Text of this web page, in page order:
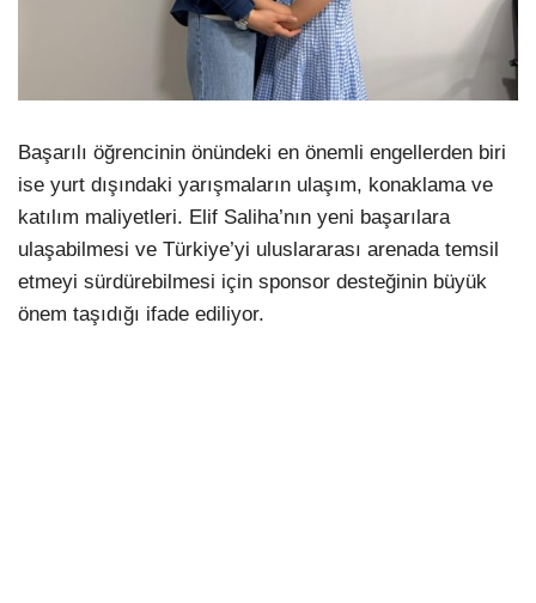
Başarılı öğrencinin önündeki en önemli engellerden biri
ise yurt dışındaki yarışmaların ulaşım, konaklama ve
katılım maliyetleri. Elif Saliha’nın yeni başarılara
ulaşabilmesi ve Türkiye’yi uluslararası arenada temsil
etmeyi sürdürebilmesi için sponsor desteğinin büyük
önem taşıdığı ifade ediliyor.